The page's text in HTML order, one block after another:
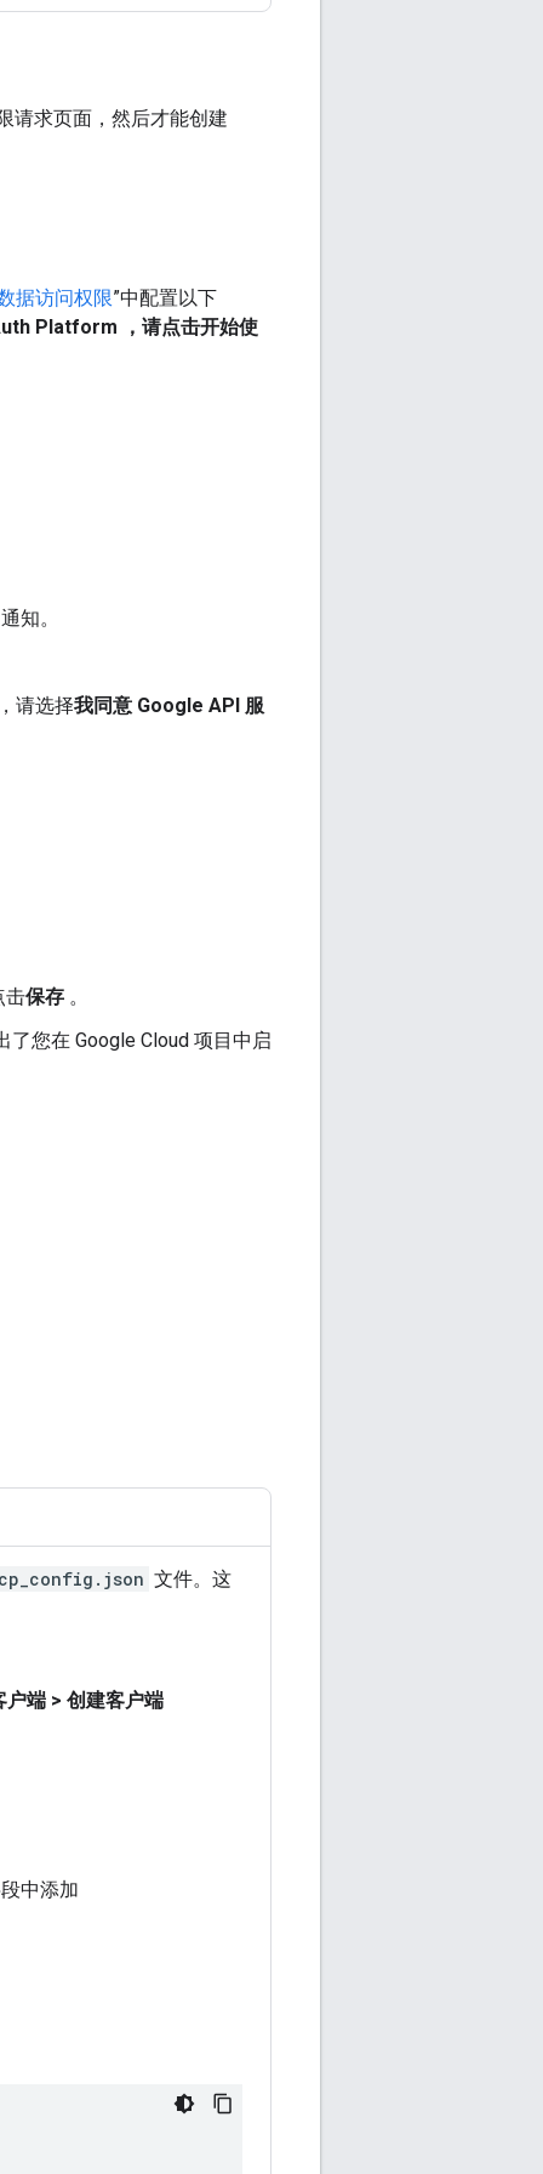
请求页面，然后才能创建
据访问权限”中配置以下
Platform ，请点击开始使
知。
请选择我同意 Google API 服
击保存 。
您在 Google Cloud 项目中启
文件。这
户端 > 创建客户端
中添加